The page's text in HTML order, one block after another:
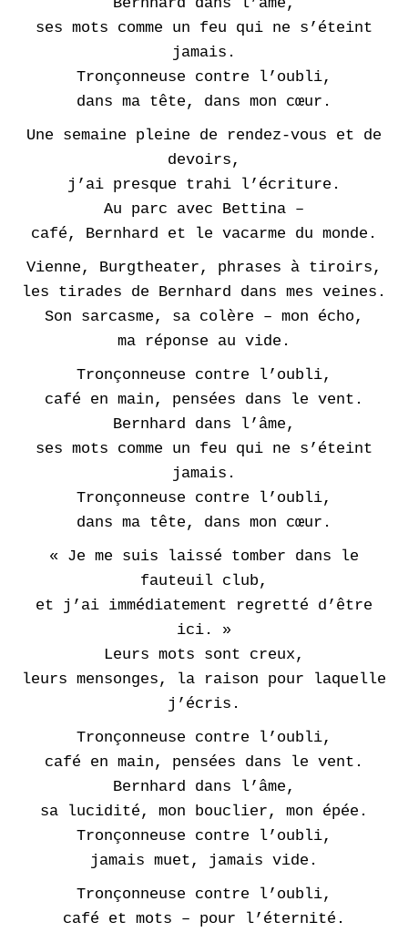
ses mots comme un feu qui ne s’éteint
jamais.
Tronçonneuse contre l’oubli,
dans ma tête, dans mon cœur.
Une semaine pleine de rendez-vous et de
devoirs,
j’ai presque trahi l’écriture.
Au parc avec Bettina –
café, Bernhard et le vacarme du monde.
Vienne, Burgtheater, phrases à tiroirs,
les tirades de Bernhard dans mes veines.
Son sarcasme, sa colère – mon écho,
ma réponse au vide.
Tronçonneuse contre l’oubli,
café en main, pensées dans le vent.
Bernhard dans l’âme,
ses mots comme un feu qui ne s’éteint
jamais.
Tronçonneuse contre l’oubli,
dans ma tête, dans mon cœur.
« Je me suis laissé tomber dans le
fauteuil club,
et j’ai immédiatement regretté d’être
ici. »
Leurs mots sont creux,
leurs mensonges, la raison pour laquelle
j’écris.
Tronçonneuse contre l’oubli,
café en main, pensées dans le vent.
Bernhard dans l’âme,
sa lucidité, mon bouclier, mon épée.
Tronçonneuse contre l’oubli,
jamais muet, jamais vide.
Tronçonneuse contre l’oubli,
café et mots – pour l’éternité.